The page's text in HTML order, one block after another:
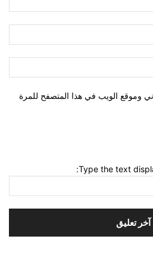
وموقع الويب في هذا المتصفح للمرة
Type the text